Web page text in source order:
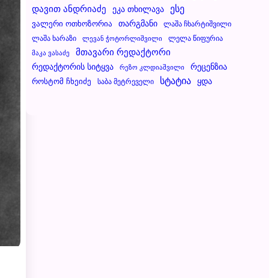
Დავით Ანდრიაძე Ეკა Თხილავა Ესე
Ვალერი Ოთხოზორია Თარგმანი Ლაშა Ჩხარტიშვილი
Ლაშა Ხარაზი Ლევან Ჭოტორლიშვილი
Ლელა Წიფურია
Მაკა Ვასაძე
Მთავარი Რედაქტორი
Რედაქტორის Სიტყვა Რეზო Კლდიაშვილი Რეცენზია
Როსტომ Ჩხეიძე Საბა Მეტრეველი Სტატია Ყდა